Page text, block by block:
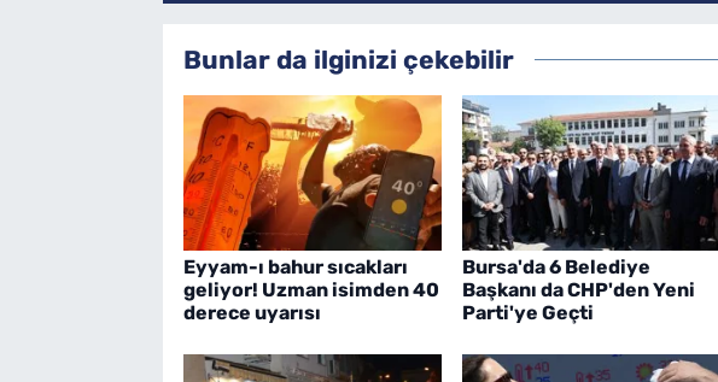
Bunlar da ilginizi çekebilir
Eyyam-ı bahur sıcakları
geliyor! Uzman isimden 40
derece uyarısı
Bursa'da 6 Belediye
Başkanı da CHP'den Yeni
Parti'ye Geçti